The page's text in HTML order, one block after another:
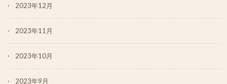
2023年12月
2023年11月
2023年10月
2023年9月